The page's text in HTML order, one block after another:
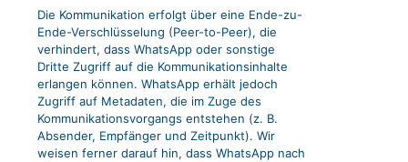
Die Kommunikation erfolgt über eine Ende-zu-
Ende-Verschlüsselung (Peer-to-Peer), die
verhindert, dass WhatsApp oder sonstige
Dritte Zugriff auf die Kommunikationsinhalte
erlangen können. WhatsApp erhält jedoch
Zugriff auf Metadaten, die im Zuge des
Kommunikationsvorgangs entstehen (z. B.
Absender, Empfänger und Zeitpunkt). Wir
weisen ferner darauf hin, dass WhatsApp nach